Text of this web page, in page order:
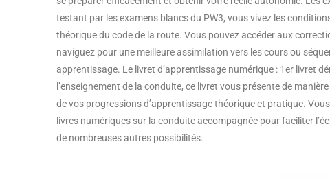
testant par les examens blancs du PW3, vous vivez les
théorique du code de la route. Vous pouvez accéder aux
naviguez pour une meilleure assimilation vers les cours ou
apprentissage. Le livret d’apprentissage numérique : 1er livret
l’enseignement de la conduite, ce livret vous présente de
de vos progressions d’apprentissage théorique et pratique.
livres numériques sur la conduite accompagnée pour faciliter
de nombreuses autres possibilités.